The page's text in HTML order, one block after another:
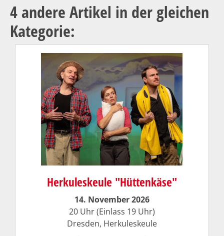
4 andere Artikel in der gleichen
Kategorie:
Herkuleskeule "Hüttenkäse"
14. November 2026
20 Uhr (Einlass 19 Uhr)
Dresden, Herkuleskeule